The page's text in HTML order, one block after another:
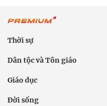
Thời sự
Dân tộc và Tôn giáo
Giáo dục
Đời sống